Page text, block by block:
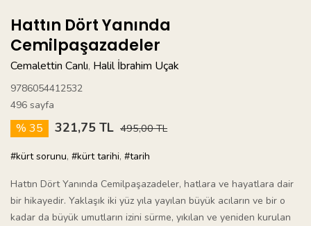
Hattın Dört Yanında
Cemilpaşazadeler
Cemalettin Canlı, Halil İbrahim Uçak
9786054412532
496 sayfa
% 35 321,75 TL 495,00 TL
#kürt sorunu, #kürt tarihi, #tarih
Hattın Dört Yanında Cemilpaşazadeler, hatlara ve hayatlara dair
bir hikayedir. Yaklaşık iki yüz yıla yayılan büyük acıların ve bir o
kadar da büyük umutların izini sürme, yıkılan ve yeniden kurulan